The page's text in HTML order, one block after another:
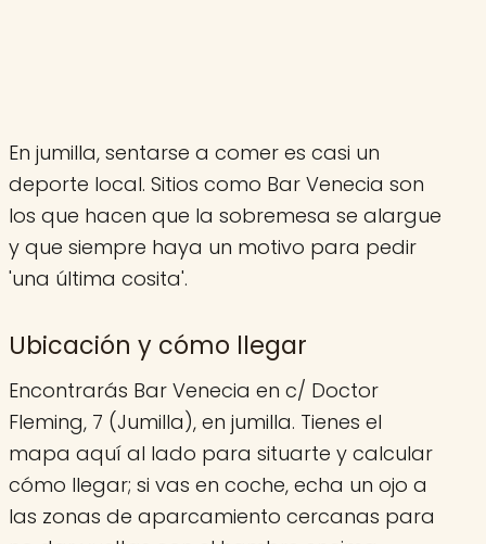
En jumilla, sentarse a comer es casi un
deporte local. Sitios como Bar Venecia son
los que hacen que la sobremesa se alargue
y que siempre haya un motivo para pedir
'una última cosita'.
Ubicación y cómo llegar
Encontrarás Bar Venecia en c/ Doctor
Fleming, 7 (Jumilla), en jumilla. Tienes el
mapa aquí al lado para situarte y calcular
cómo llegar; si vas en coche, echa un ojo a
las zonas de aparcamiento cercanas para